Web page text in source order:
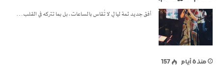
أفق جديد ثمة ليالٍ لا تُقاس بالساعات، بل بما تتركه في القلب…
منذ 6 أيام 157